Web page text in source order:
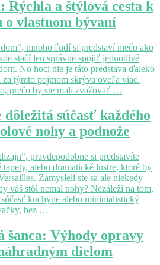
Rýchla a štýlová cesta k
o vlastnom bývaní
mnoho ľudí si predstaví niečo ako
stačí len správne spojiť jednotlivé
No hoci nie je táto predstava ďaleko
za týmto pojmom skrýva oveľa viac.
prečo by ste mali zvažovať …
súčasť každého
nohy a podnože
pravdepodobne si predstavíte
alebo dramatické lustre, ktoré by
Zamysleli ste sa ale niekedy
váš stôl nemal nohy? Nezáleží na tom,
kuchyne alebo minimalistický
bez …
šanca: Výhody opravy
dielom